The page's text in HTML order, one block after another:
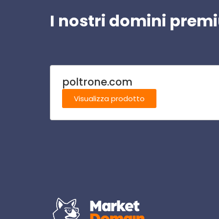
I nostri domini
poltrone.com
Visualizza prodotto